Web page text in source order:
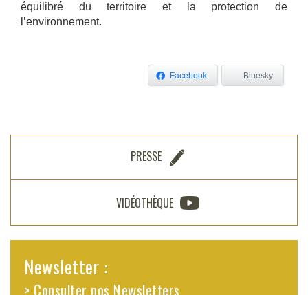
équilibré du territoire et la protection de
l’environnement.
Facebook Bluesky
PRESSE
VIDÉOTHÈQUE
Newsletter :
> Consulter nos Newsletters